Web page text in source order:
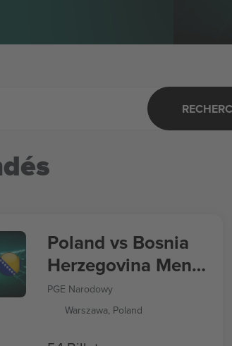
Poland vs Bosnia
Herzegovina Men's
Nations League
PGE Narodowy
Warszawa, Poland